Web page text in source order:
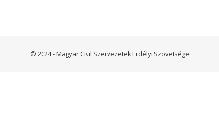
© 2024 - Magyar Civil Szervezetek Erdélyi Szövetsége